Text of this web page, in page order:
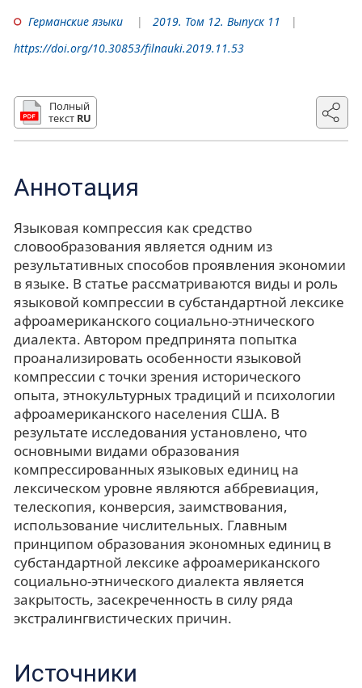
Германские языки
2019. Том 12. Выпуск 11
https://doi.org/10.30853/filnauki.2019.11.53
Полный
текст RU
Аннотация
Языковая компрессия как средство
словообразования является одним из
результативных способов проявления экономии
в языке. В статье рассматриваются виды и роль
языковой компрессии в субстандартной лексике
афроамериканского социально-этнического
диалекта. Автором предпринята попытка
проанализировать особенности языковой
компрессии с точки зрения исторического
опыта, этнокультурных традиций и психологии
афроамериканского населения США. В
результате исследования установлено, что
основными видами образования
компрессированных языковых единиц на
лексическом уровне являются аббревиация,
телескопия, конверсия, заимствования,
использование числительных. Главным
принципом образования экономных единиц в
субстандартной лексике афроамериканского
социально-этнического диалекта является
закрытость, засекреченность в силу ряда
экстралингвистических причин.
Источники